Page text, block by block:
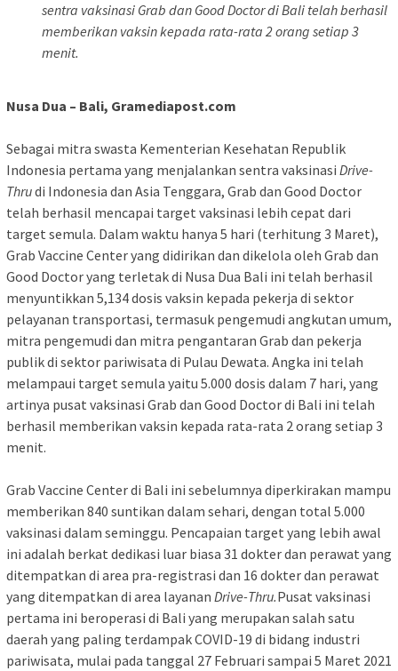
sentra vaksinasi Grab dan Good Doctor di Bali telah berhasil
memberikan vaksin kepada rata-rata 2 orang setiap 3
menit.
Nusa Dua – Bali, Gramediapost.com
Sebagai mitra swasta Kementerian Kesehatan Republik
Indonesia pertama yang menjalankan sentra vaksinasi Drive-
Thrudi Indonesia dan Asia Tenggara, Grab dan Good Doctor
telah berhasil mencapai target vaksinasi lebih cepat dari
target semula. Dalam waktu hanya 5 hari (terhitung 3 Maret),
Grab Vaccine Center yang didirikan dan dikelola oleh Grab dan
Good Doctor yang terletak di Nusa Dua Bali ini telah berhasil
menyuntikkan 5,134 dosis vaksin kepada pekerja di sektor
pelayanan transportasi, termasuk pengemudi angkutan umum,
mitra pengemudi dan mitra pengantaran Grab dan pekerja
publik di sektor pariwisata di Pulau Dewata. Angka ini telah
melampaui target semula yaitu 5.000 dosis dalam 7 hari, yang
artinya pusat vaksinasi Grab dan Good Doctor di Bali ini telah
berhasil memberikan vaksin kepada rata-rata 2 orang setiap 3
menit.
Grab Vaccine Center di Bali ini sebelumnya diperkirakan mampu
memberikan 840 suntikan dalam sehari, dengan total 5.000
vaksinasi dalam seminggu. Pencapaian target yang lebih awal
ini adalah berkat dedikasi luar biasa 31 dokter dan perawat yang
ditempatkan di area pra-registrasi dan 16 dokter dan perawat
yang ditempatkan di area layanan Drive-Thru.Pusat vaksinasi
pertama ini beroperasi di Bali yang merupakan salah satu
daerah yang paling terdampak COVID-19 di bidang industri
pariwisata, mulai pada tanggal 27 Februari sampai 5 Maret 2021